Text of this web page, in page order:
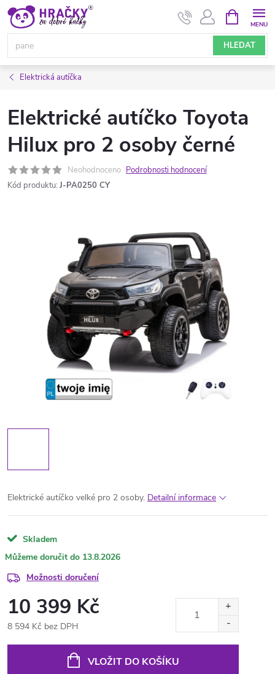
Přejít
obsah
HLEDAT
NÁKUPNÍ
KOŠÍK
Elektrická autíčka
Elektrické autíčko Toyota
Hilux pro 2 osoby černé
Neohodnoceno Podrobnosti hodnocení
Kód produktu: J-PA0250 CY
Elektrické autíčko velké pro 2 osoby. Detailní informace
Skladem
13.8.2026
Možnosti doručení
10 399 Kč
8 594 Kč bez DPH
VLOŽIT DO KOŠÍKU